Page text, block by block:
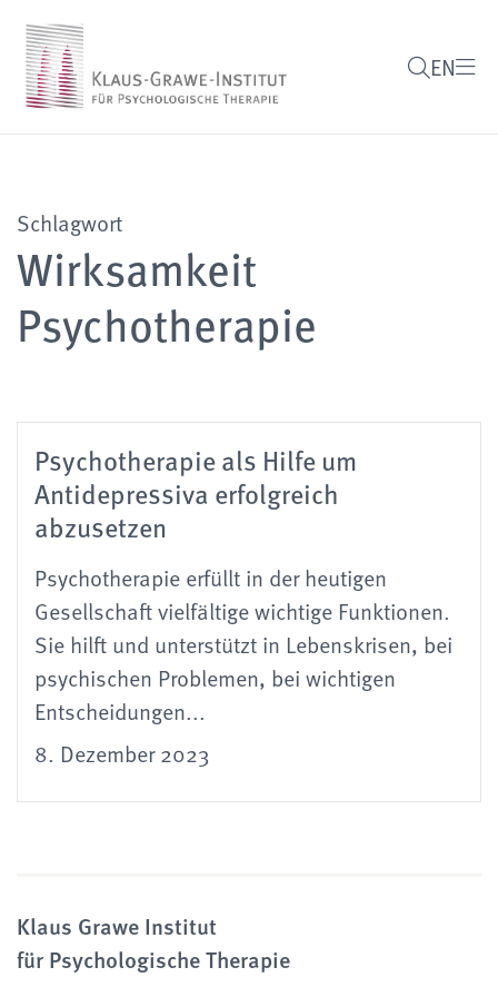
EN
Schlagwort
Wirksamkeit
Psychotherapie
Psychotherapie als Hilfe um
Antidepressiva erfolgreich
abzusetzen
Psychotherapie erfüllt in der heutigen
Gesellschaft vielfältige wichtige Funktionen.
Sie hilft und unterstützt in Lebenskrisen, bei
psychischen Problemen, bei wichtigen
Entscheidungen...
8. Dezember 2023
Klaus Grawe Institut
für Psychologische Therapie